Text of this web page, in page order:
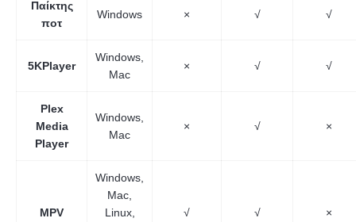
Παίκτης
ποτ
Windows × √ √
5KPlayer
Windows,
Mac
× √ √
Plex
Media
Player
Windows,
Mac
× √ ×
MPV
Windows,
Mac,
Linux,
√ √ ×